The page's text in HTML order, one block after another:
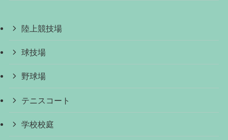
陸上競技場
球技場
野球場
テニスコート
学校校庭